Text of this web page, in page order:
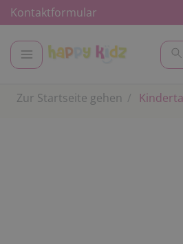
Kontaktformular
Zur Startseite gehen